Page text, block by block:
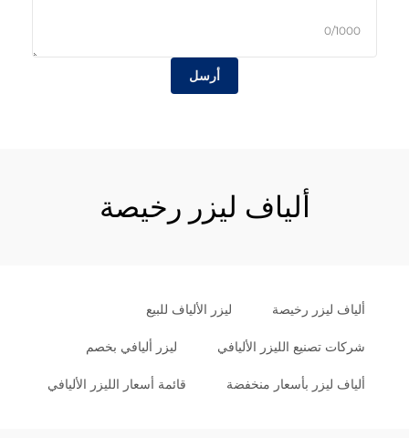
0/1000
أرسل
ألياف ليزر رخيصة
ألياف ليزر رخيصة ليزر الألياف للبيع
شركات تصنيع الليزر الأليافي ليزر أليافي بخصم
ألياف ليزر بأسعار منخفضة قائمة أسعار الليزر الأليافي